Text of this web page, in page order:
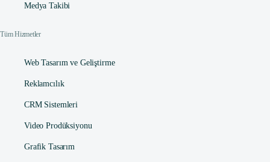
Medya Takibi
Tüm Hizmetler
Web Tasarım ve Geliştirme
Reklamcılık
CRM Sistemleri
Video Prodüksiyonu
Grafik Tasarım